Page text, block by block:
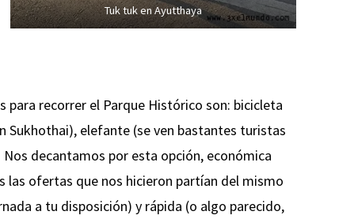
Tuk tuk en Ayutthaya
para recorrer el Parque Histórico son: bicicleta
Sukhothai), elefante (se ven bastantes turistas
decantamos por esta opción, económica
las ofertas que nos hicieron partían del mismo
a tu disposición) y rápida (o algo parecido,